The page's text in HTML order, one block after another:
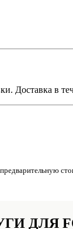
Доставка в
ДЛЯ